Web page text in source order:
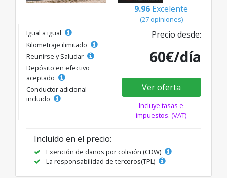
9.96 Excelente
(27 opiniones)
Igual a igual
Kilometraje ilimitado
Reunirse y Saludar
Depósito en efectivo
aceptado
Conductor adicional
incluido
Precio desde:
60€/día
Ver oferta
Incluye tasas e
impuestos. (VAT)
Incluido en el precio:
Exención de daños por colisión (CDW)
La responsabilidad de terceros(TPL)